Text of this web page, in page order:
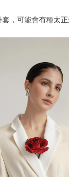
套 ，可能會有種太